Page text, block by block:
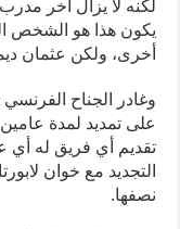
لكنه لا يزال آخر
يكون هذا هو الشخص
أخرى، ولكن عثمان
وغادر الجناح
تقديم أي فريق له
نصفها.